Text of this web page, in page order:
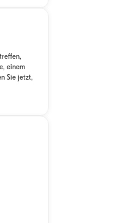
einem
Sie jetzt,